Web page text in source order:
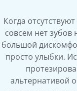
Когда
совсем нет зубов
большой
просто улыбки.
альтернативой